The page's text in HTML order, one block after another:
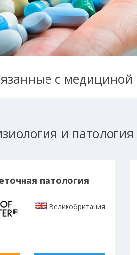
с медициной
и патология
патология
Великобритания